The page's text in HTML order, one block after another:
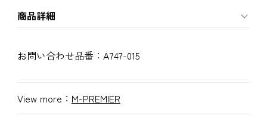
商品詳細
お問い合わせ品番： A747-015
View more： M-PREMIER